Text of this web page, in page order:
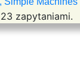
zapytaniami.